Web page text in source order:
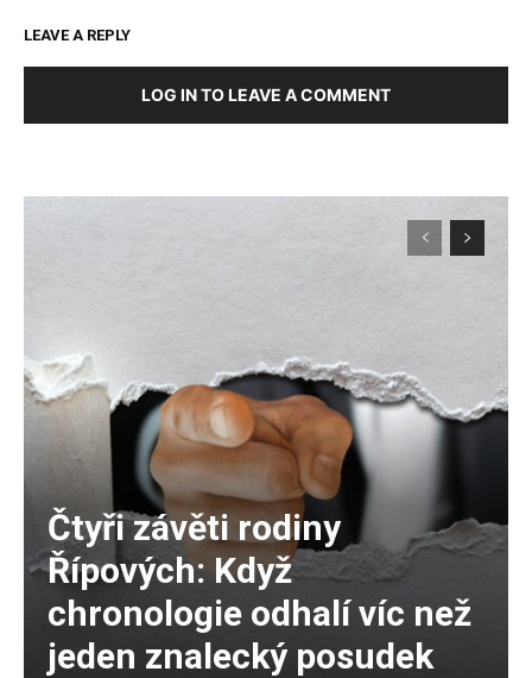
LEAVE A REPLY
LOG IN TO LEAVE A COMMENT
Čtyři závěti rodiny
Řípových: Když
chronologie odhalí víc než
jeden znalecký posudek